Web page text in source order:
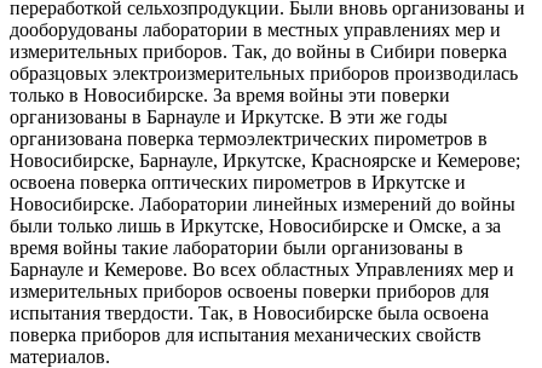
переработкой сельхозпродукции. Были вновь организованы и
дооборудованы лаборатории в местных управлениях мер и
измерительных приборов. Так, до войны в Сибири поверка
образцовых электроизмерительных приборов производилась
только в Новосибирске. За время войны эти поверки
организованы в Барнауле и Иркутске. В эти же годы
организована поверка термоэлектрических пирометров в
Новосибирске, Барнауле, Иркутске, Красноярске и Кемерове;
освоена поверка оптических пирометров в Иркутске и
Новосибирске. Лаборатории линейных измерений до войны
были только лишь в Иркутске, Новосибирске и Омске, а за
время войны такие лаборатории были организованы в
Барнауле и Кемерове. Во всех областных Управлениях мер и
измерительных приборов освоены поверки приборов для
испытания твердости. Так, в Новосибирске была освоена
поверка приборов для испытания механических свойств
материалов.